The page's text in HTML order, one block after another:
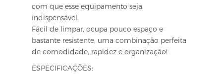
com que esse equipamento seja
indispensável.
Fácil de limpar, ocupa pouco espaço e
bastante resistente, uma combinação perfeita
de comodidade, rapidez e organização!
ESPECIFICAÇÕES: